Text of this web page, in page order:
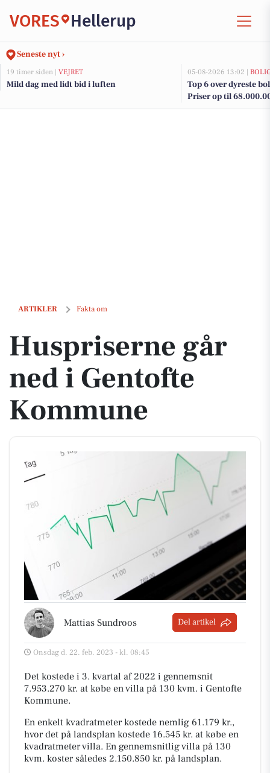
VORES Hellerup
Seneste nyt ›
19 timer siden | VEJRET
Mild dag med lidt bid i luften
05-08-2026 13:02 |
Top 6 over dyreste
Priser op til
ARTIKLER Fakta om
Huspriserne går ned i Gentofte Kommune
Huspriserne går
ned i Gentofte
Kommune
Mattias Sundroos Del artikel
Onsdag d. 22. feb. 2023 - kl. 08:45
Det kostede i 3. kvartal af 2022 i gennemsnit
7.953.270 kr. at købe en villa på 130 kvm. i Gentofte
Kommune.
En enkelt kvadratmeter kostede nemlig 61.179 kr.,
hvor det på landsplan kostede 16.545 kr. at købe en
kvadratmeter villa. En gennemsnitlig villa på 130
kvm. koster således 2.150.850 kr. på landsplan.